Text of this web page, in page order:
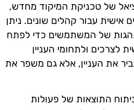
של טכניקת המיקוד מחדש,
אישית עבור קהלים שונים. ניתן
של המשתמשים כדי לפתח
לצרכים ולתחומי העניין
את העניין, אלא גם משפר את
התוצאות של פעולות